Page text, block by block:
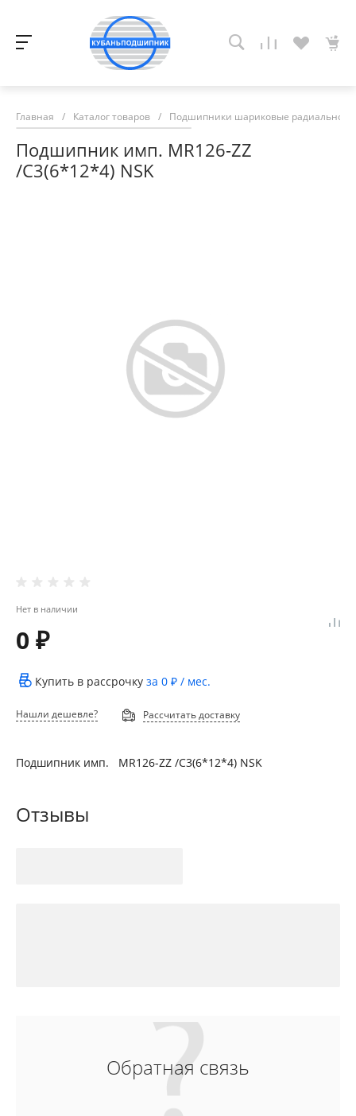
Главная / Каталог товаров / Подшипники шариковые радиально-
Подшипник имп. MR126-ZZ
/C3(6*12*4) NSK
Нет в наличии
0 ₽
Купить в рассрочку за 0 ₽ / мес.
Нашли дешевле? Рассчитать доставку
Подшипник имп. MR126-ZZ /C3(6*12*4) NSK
Отзывы
Обратная связь